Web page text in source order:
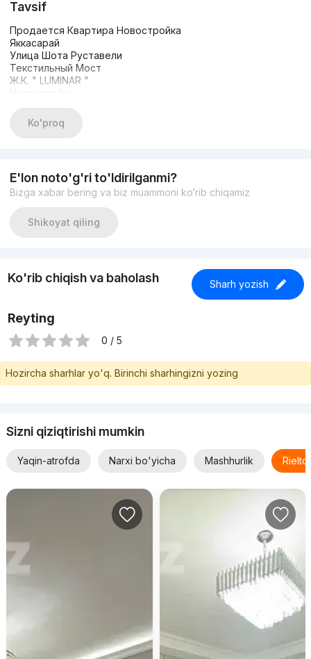
Tavsif
Продается Квартира Новостройка
Яккасарай
Улица Шота Руставели
Текстильный Мост
Ж.К. " LUMINAR "
Новостройка
2/8/8 площадь 56 кв.м
Авторский ремонт. Мебель и техника. Полностью
+998909326131
Ko'proq
E'lon noto'g'ri to'ldirilganmi?
Bizga xabar bering va biz muammoni ko‘rib chiqamiz
Shikoyat qiling
Ko'rib chiqish va baholash Sharh yozish
Reyting
0 / 5
Hozircha sharhlar yo'q. Birinchi sharhingizni yozing
Sizni qiziqtirishi mumkin
Yaqin-atrofda Narxi bo'yicha Mashhurlik